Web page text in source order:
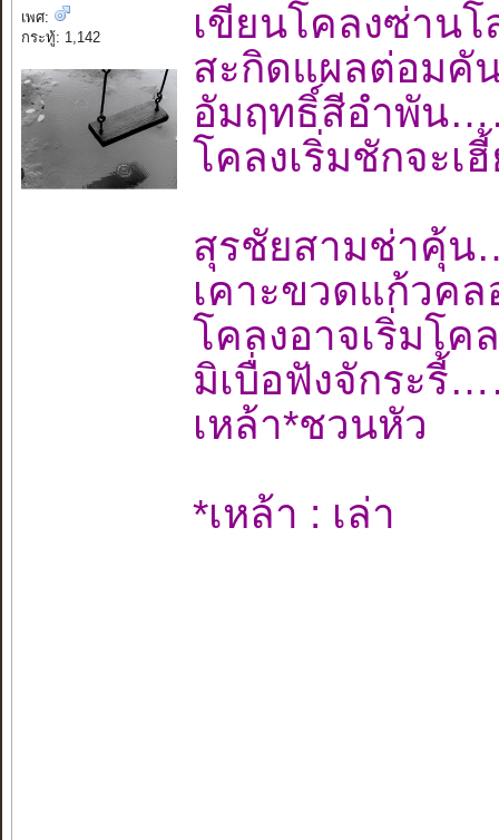
เพศ:
กระทู้: 1,142
เขียนโคลงซ่าน
สะกิดแผลต่อม
อัมฤทธิ์สีอำพั
โคลงเริ่มชักจะ
สุรชัยสามช่าคุ้
เคาะขวดแก้วค
โคลงอาจเริ่มโ
มิเบื่อฟังจักระ
เหล้า*ชวนหัว
*เหล้า : เล่า